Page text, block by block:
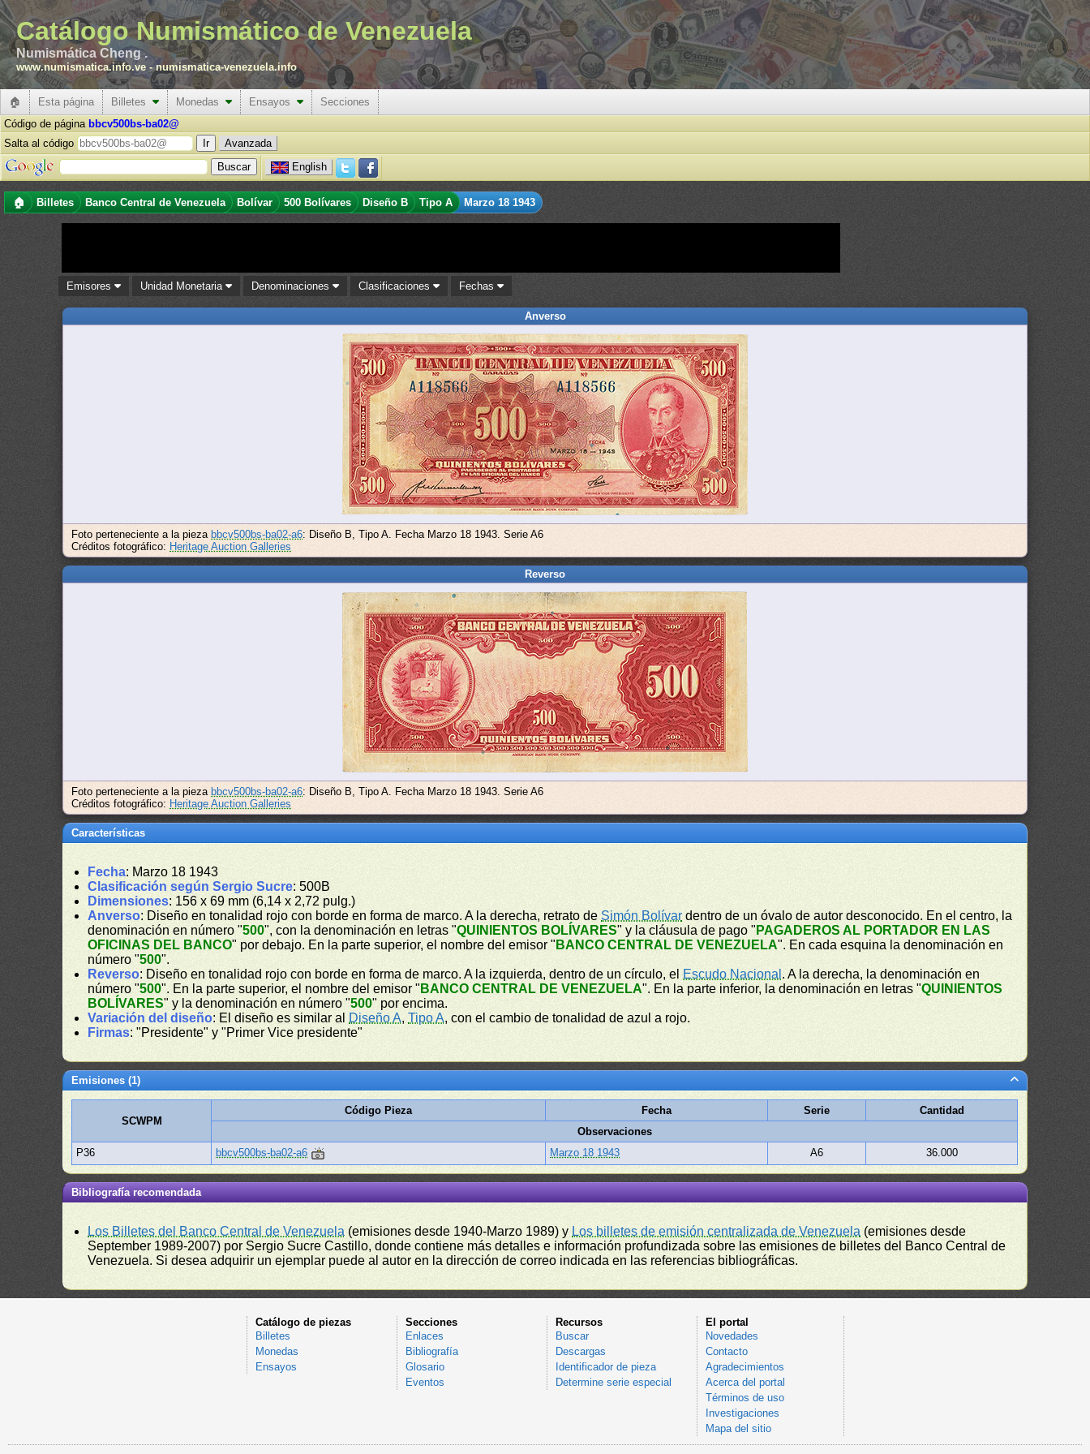
Catálogo Numismático de Venezuela
Numismática Cheng .
www.numismatica.info.ve -numismatica-venezuela.info
🏠 Esta página Billetes Monedas Ensayos
Secciones
Código de página bbcv500bs-ba02@
Salta al código
Avanzada
English
🏠 Billetes Banco Central de Venezuela Bolívar 500 Bolívares Diseño B Tipo A Marzo 18 1943
Emisores Unidad Monetaria Denominaciones Clasificaciones Fechas
Anverso
Foto perteneciente a la pieza bbcv500bs-ba02-a6: Diseño B, Tipo A. Fecha Marzo 18 1943. Serie A6
Créditos fotográfico: Heritage Auction Galleries
Reverso
Foto perteneciente a la pieza bbcv500bs-ba02-a6: Diseño B, Tipo A. Fecha Marzo 18 1943. Serie A6
Créditos fotográfico: Heritage Auction Galleries
Características
Fecha: Marzo 18 1943
Clasificación según Sergio Sucre: 500B
Dimensiones: 156 x 69 mm (6,14 x 2,72 pulg.)
Anverso: Diseño en tonalidad rojo con borde en forma de marco. A la derecha, retrato deSimón Bolívardentro de un óvalo de autor desconocido. En el centro, la
denominación en número "500", con la denominación en letras "QUINIENTOS BOLÍVARES" y la cláusula de pago " PAGADEROS AL PORTADOR EN LAS
OFICINAS DEL BANCO" por debajo. En la parte superior, el nombre del emisor " BANCO CENTRAL DE VENEZUELA". En cada esquina la denominación en
número "500".
Reverso: Diseño en tonalidad rojo con borde en forma de marco. A la izquierda, dentro de un círculo, el Escudo Nacional . A la derecha, la denominación en
número "500". En la parte superior, el nombre del emisor " BANCO CENTRAL DE VENEZUELA". En la parte inferior, la denominación en letras "QUINIENTOS
BOLÍVARES" y la denominación en número "500" por encima.
Variación del diseño: El diseño es similar al Diseño A,Tipo A, con el cambio de tonalidad de azul a rojo.
Firmas: "Presidente" y "Primer Vice presidente"
Emisiones (1)
SCWPM
Código Pieza Fecha Serie
Cantidad
Observaciones
P36
bbcv500bs-ba02-a6 Marzo 18 1943 A6 36.000
Bibliografía recomendada
Los Billetes del Banco Central de Venezuela (emisiones desde 1940-Marzo 1989) y Los billetes de emisión centralizada de Venezuela (emisiones desde
September 1989-2007) por Sergio Sucre Castillo, donde contiene más detalles e información profundizada sobre las emisiones de billetes del Banco Central de
Venezuela. Si desea adquirir un ejemplar puede al autor en la dirección de correo indicada en las referencias bibliográficas.
Catálogo de piezas
Billetes
Monedas
Ensayos
Secciones
Enlaces
Bibliografía
Glosario
Eventos
Recursos
Buscar
Descargas
Identificador de pieza
Determine serie especial
El portal
Novedades
Contacto
Agradecimientos
Acerca del portal
Términos de uso
Investigaciones
Mapa del sitio